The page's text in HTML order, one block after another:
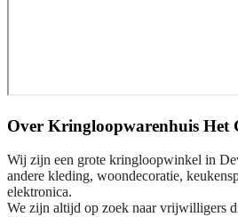
Over Kringloopwarenhuis Het
Wij zijn een grote kringloopwinkel in
andere kleding, woondecoratie,
elektronica.
We zijn altijd op zoek naar vrijwilligers